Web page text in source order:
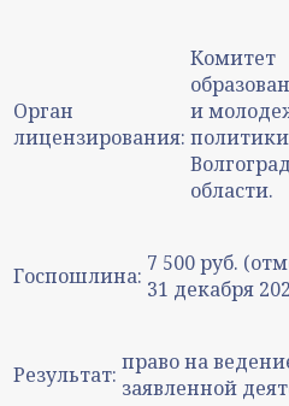
Орган
лицензирования:
Комитет
и
политики
области.
Госпошлина: 7 500 руб.
31 декабря
Результат: право на
заявленной